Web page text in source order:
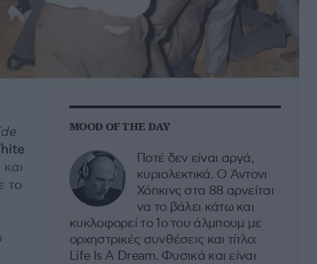
το
MOOD OF THE DAY
Ποτέ δεν είναι αργά,
κυριολεκτικά. Ο Άντονι
Χόπκινς στα 88 αρνείται
να το βάλει κάτω και
κυκλοφορεί το 1ο του άλμπουμ με
ορχηστρικές συνθέσεις και τίτλο:
Life Is A Dream. Φυσικά και είναι